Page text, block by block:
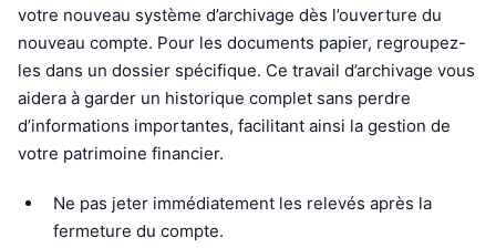
votre nouveau système d’archivage dès l’ouverture du
nouveau compte. Pour les documents papier, regroupez-
les dans un dossier spécifique. Ce travail d’archivage vous
aidera à garder un historique complet sans perdre
d’informations importantes, facilitant ainsi la gestion de
votre patrimoine financier.
Ne pas jeter immédiatement les relevés après la
fermeture du compte.